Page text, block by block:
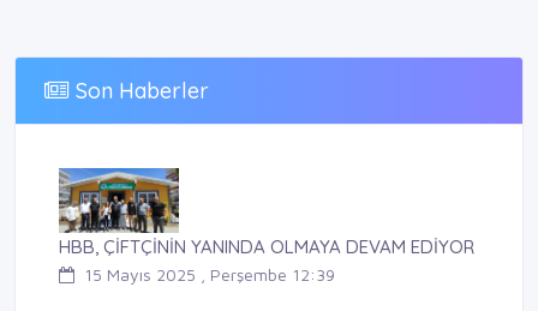
Son Haberler
HBB, ÇİFTÇİNİN YANINDA OLMAYA DEVAM EDİYOR
15 Mayıs 2025 , Perşembe 12:39